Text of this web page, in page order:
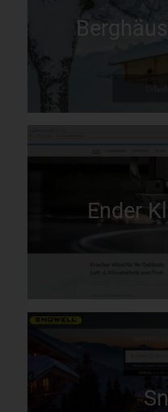
Ender